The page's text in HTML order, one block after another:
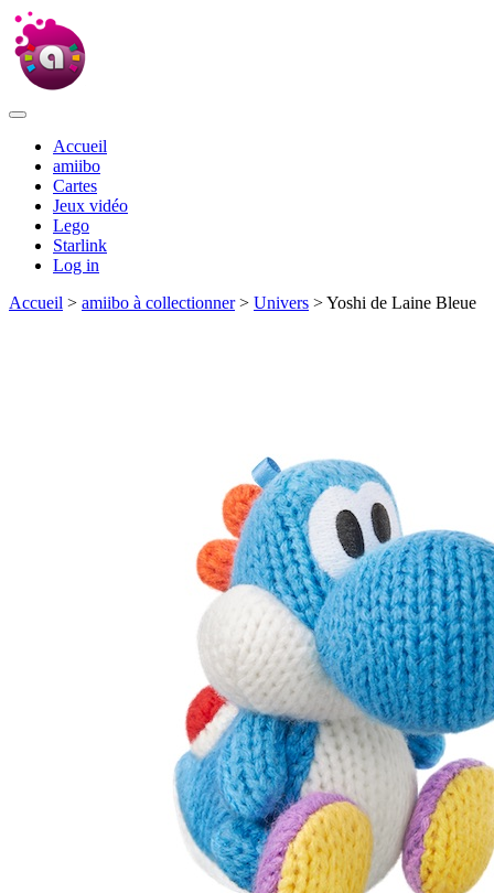
Accueil
amiibo
Cartes
Jeux vidéo
Lego
Starlink
Log in
Accueil > amiibo à collectionner> Univers > Yoshi de Laine Bleue